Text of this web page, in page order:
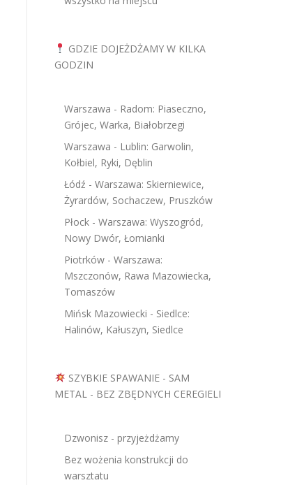
GDZIE DOJEŻDŻAMY W KILKA
GODZIN
Warszawa - Radom: Piaseczno,
Grójec, Warka, Białobrzegi
Warszawa - Lublin: Garwolin,
Kołbiel, Ryki, Dęblin
Łódź - Warszawa: Skierniewice,
Żyrardów, Sochaczew, Pruszków
Płock - Warszawa: Wyszogród,
Nowy Dwór, Łomianki
Piotrków - Warszawa:
Mszczonów, Rawa Mazowiecka,
Tomaszów
Mińsk Mazowiecki - Siedlce:
Halinów, Kałuszyn, Siedlce
SZYBKIE SPAWANIE - SAM
METAL - BEZ ZBĘDNYCH CEREGIELI
Dzwonisz - przyjeżdżamy
Bez wożenia konstrukcji do
warsztatu